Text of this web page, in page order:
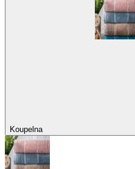
Koupelna